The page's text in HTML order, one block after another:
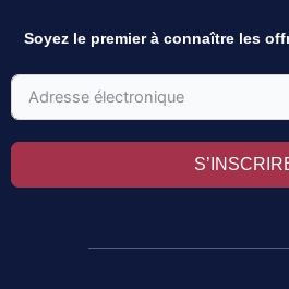
Soyez le premier à connaître les